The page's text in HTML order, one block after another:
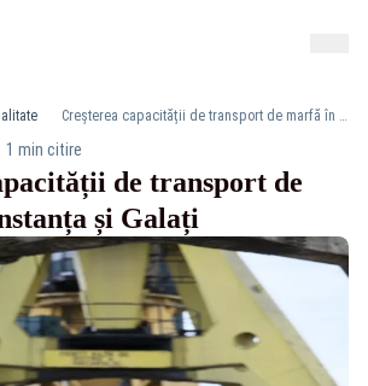
Creșterea capacității de transport de marfă în Constanța și Galați
1 min citire
de transport de
și Galați